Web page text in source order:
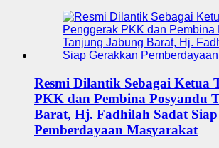
Resmi Dilantik Sebagai Ketua
PKK dan Pembina Posyandu
Barat, Hj. Fadhilah Sadat
Pemberdayaan Masyarakat